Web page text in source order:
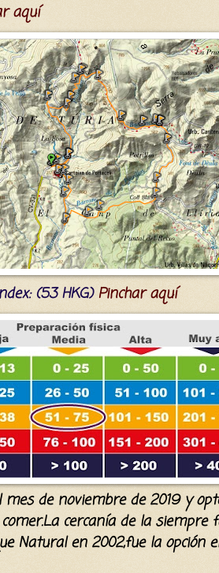
aquí
: (53 HKG) Pinchar aquí
mes de noviembre de 2019 y
cercanía de la siempre
Natural en 2002,fue la opción